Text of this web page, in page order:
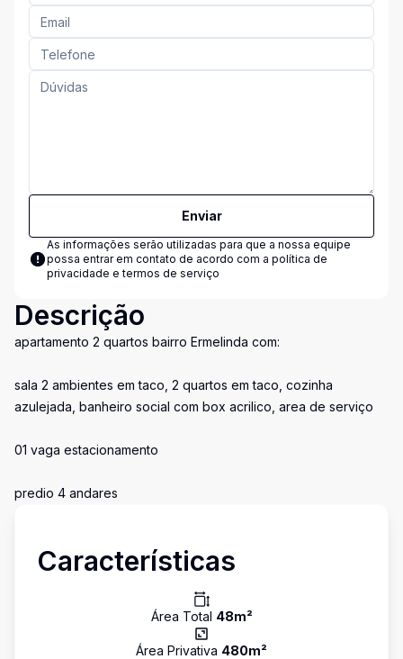
Enviar
As informações serão utilizadas para que a nossa equipe
possa entrar em contato de acordo com a política de
privacidade e termos de serviço
Descrição
apartamento 2 quartos bairro Ermelinda com:
sala 2 ambientes em taco, 2 quartos em taco, cozinha
azulejada, banheiro social com box acrilico, area de serviço
01 vaga estacionamento
predio 4 andares
Características
Área Total 48m²
Área Privativa 480m²